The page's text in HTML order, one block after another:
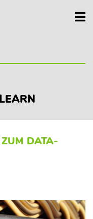
DATA-